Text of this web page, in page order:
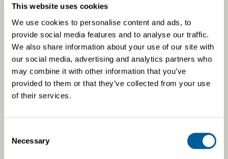
This website uses cookies
We use cookies to personalise content and ads, to
provide social media features and to analyse our traffic.
We also share information about your use of our site with
our social media, advertising and analytics partners who
may combine it with other information that you’ve
provided to them or that they’ve collected from your use
of their services.
Selection
Necessary